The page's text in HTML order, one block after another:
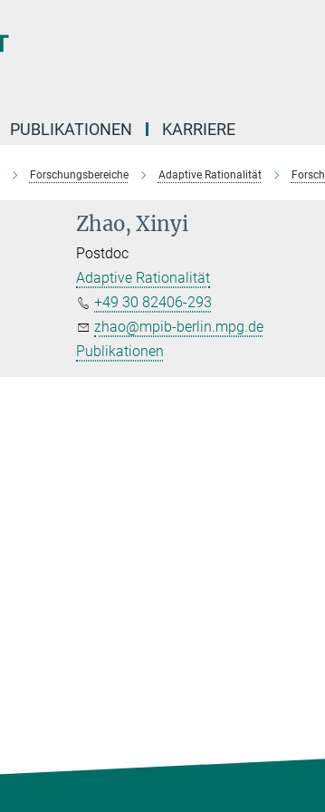
PUBLIKATIONEN KARRIERE
Forschungsbereiche Adaptive Rationalität
Zhao, Xinyi
Postdoc
Adaptive Rationalität
+49 30 82406-293
zhao@mpib-berlin.mpg.de
Publikationen